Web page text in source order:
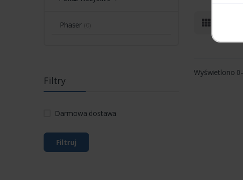
Phaser
Filtry
Darmowa dostawa
Filtruj
Wyświetlono